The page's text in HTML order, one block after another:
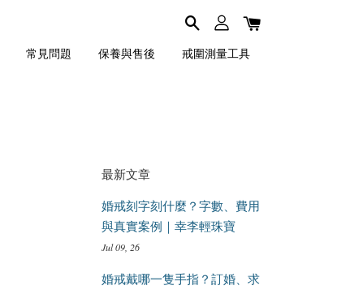
常見問題 保養與售後 戒圍測量工具
最新文章
婚戒刻字刻什麼？字數、費用
與真實案例｜幸李輕珠寶
Jul 09, 26
婚戒戴哪一隻手指？訂婚、求